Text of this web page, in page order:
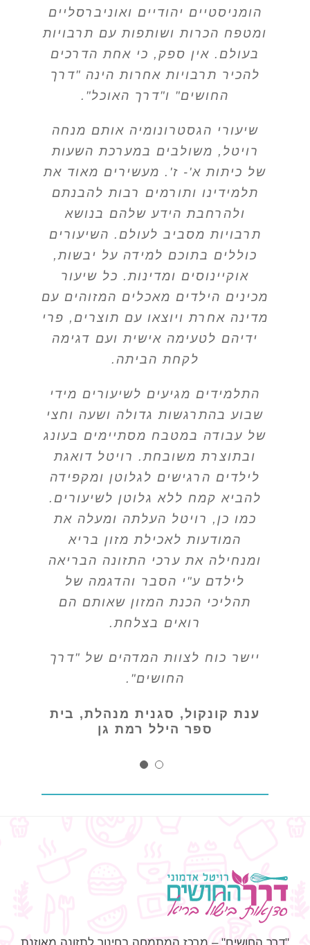
הומניסטיים יהודיים ואוניברסליים
ומטפח הכרות ושותפות עם תרבויות
בעולם. אין ספק, כי אחת הדרכים
להכיר תרבויות אחרות הינה "דרך
החושים" ו"דרך האוכל".
שיעורי הגסטרונומיה אותם מנחה
רויטל, משולבים במערכת השעות
של כיתות א'- ז'. מעשירים מאוד את
תלמידינו ותורמים רבות להבנתם
ולהרחבת הידע שלהם בנושא
תרבויות מסביב לעולם. השיעורים
כוללים בתוכם למידה על יבשות,
אוקיינוסים ומדינות. כל שיעור
מכינים הילדים מאכלים המזוהים עם
מדינה אחרת ויוצאו עם תוצרים, פרי
ידיהם לטעימה אישית ועם דגימה
לקחת הביתה.
התלמידים מגיעים לשיעורים מידי
שבוע בהתרגשות גדולה ושעה וחצי
של עבודה במטבח מסתיימים בעונג
ובתוצרת משובחת. רויטל דואגת
לילדים הרגישים לגלוטן ומקפידה
להביא קמח ללא גלוטן לשיעורים.
כמו כן, רויטל העלתה ומעלה את
המודעות לאכילת מזון בריא
ומנחילה את ערכי התזונה הבריאה
לילדם ע"י הסבר והדגמה של
תהליכי הכנת המזון שאותם הם
רואים בצלחת.
יישר כוח לצוות המדהים של "דרך
החושים".
ענת קונקול, סגנית מנהלת, בית
ספר הילל רמת גן
"דרך החושים" – מרכז המתמחה בחינוך לתזונה מאוזנת